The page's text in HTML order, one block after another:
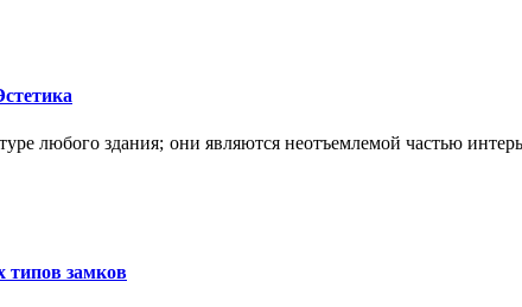
любого здания; они являются неотъемлемой частью
типов замков